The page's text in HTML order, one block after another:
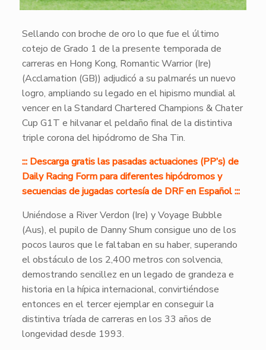
Sellando con broche de oro lo que fue el último
cotejo de Grado 1 de la presente temporada de
carreras en Hong Kong, Romantic Warrior (Ire)
(Acclamation (GB)) adjudicó a su palmarés un nuevo
logro, ampliando su legado en el hipismo mundial al
vencer en la Standard Chartered Champions & Chater
Cup G1T e hilvanar el peldaño final de la distintiva
triple corona del hipódromo de Sha Tin.
::: Descarga gratis las pasadas actuaciones (PP’s) de
Daily Racing Form para diferentes hipódromos y
secuencias de jugadas cortesía de DRF en Español :::
Uniéndose a River Verdon (Ire) y Voyage Bubble
(Aus), el pupilo de Danny Shum consigue uno de los
pocos lauros que le faltaban en su haber, superando
el obstáculo de los 2,400 metros con solvencia,
demostrando sencillez en un legado de grandeza e
historia en la hípica internacional, convirtiéndose
entonces en el tercer ejemplar en conseguir la
distintiva tríada de carreras en los 33 años de
longevidad desde 1993.